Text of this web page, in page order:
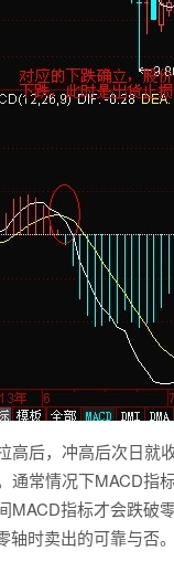
后，冲高后次日就
通常情况下MACD指
MACD指标才会跌破
时卖出的可靠与否。